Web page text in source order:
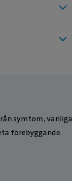
symtom, vanliga
förebyggande.